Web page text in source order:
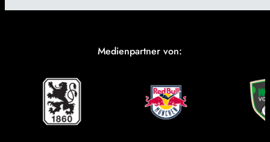
Medienpartner von: